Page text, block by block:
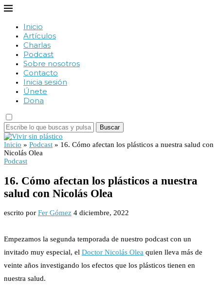
Inicio
Artículos
Charlas
Podcast
Sobre nosotros
Contacto
Inicia sesión
Únete
Dona
Buscar
Inicio » Podcast » 16. Cómo afectan los plásticos a nuestra salud con
Nicolás Olea
Podcast
16. Cómo afectan los plásticos a nuestra
salud con Nicolás Olea
escrito por Fer Gómez 4 diciembre, 2022
Empezamos la segunda temporada de nuestro podcast con un
invitado muy especial, el Doctor Nicolás Olea quien lleva más de
veinte años investigando los efectos que los plásticos tienen en
nuestra salud.